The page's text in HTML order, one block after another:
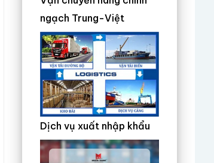
ngạch Trung-Việt
Dịch vụ xuất nhập khẩu